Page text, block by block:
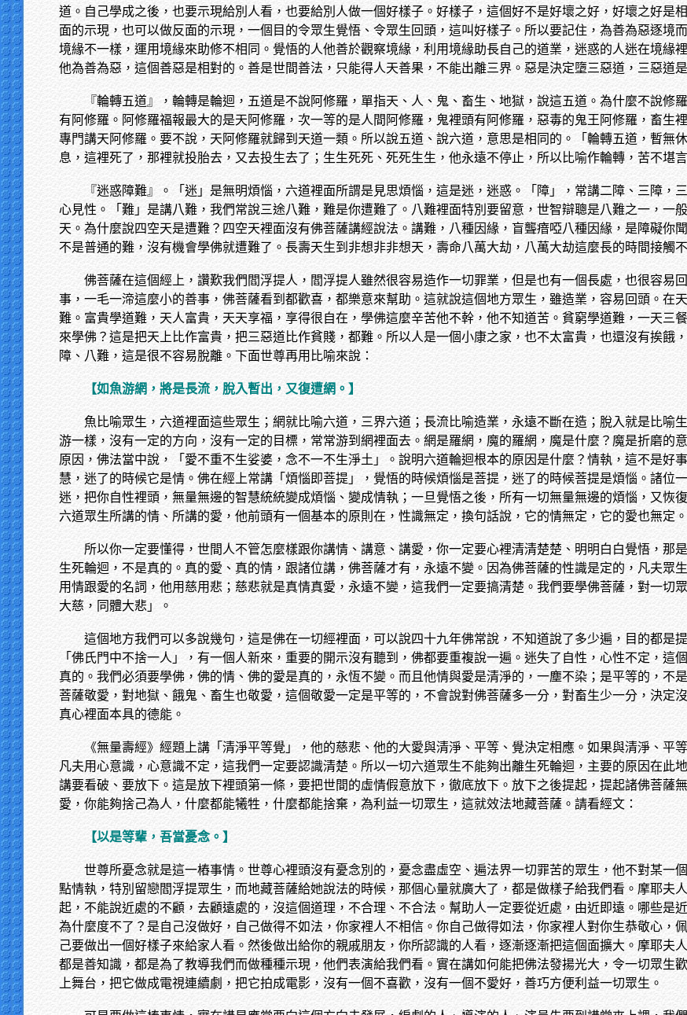
道。自己學成之後，也要示現給別人看，也要給別人做一個好樣子。好樣子，這個好不是好壞之好，好壞之好是
面的示現，也可以做反面的示現，一個目的令眾生覺悟、令眾生回頭，這叫好樣子。所以要記住，為善為惡逐境
境緣不一樣，運用境緣來助修不相同。覺悟的人他善於觀察境緣，利用境緣助長自己的道業，迷惑的人迷在境緣
他為善為惡，這個善惡是相對的。善是世間善法，只能得人天善果，不能出離三界。惡是決定墮三惡道，三惡道
『輪轉五道』，輪轉是輪迴，五道是不說阿修羅，單指天、人、鬼、畜生、地獄，說這五道。為什麼不說
有阿修羅。阿修羅福報最大的是天阿修羅，次一等的是人間阿修羅，鬼裡頭有阿修羅，惡毒的鬼王阿修羅，畜生
專門講天阿修羅。要不說，天阿修羅就歸到天道一類。所以說五道、說六道，意思是相同的。「輪轉五道，暫無
息，這裡死了，那裡就投胎去，又去投生去了；生生死死、死死生生，他永遠不停止，所以比喻作輪轉，苦不堪
『迷惑障難』。「迷」是無明煩惱，六道裡面所謂是見思煩惱，這是迷，迷惑。「障」，常講二障、三障，
心見性。「難」是講八難，我們常說三途八難，難是你遭難了。八難裡面特別要留意，世智辯聰是八難之一，一
天。為什麼說四空天是遭難？四空天裡面沒有佛菩薩講經說法。講難，八種因緣，盲聾瘖啞八種因緣，是障礙你
不是普通的難，沒有機會學佛就遭難了。長壽天生到非想非非想天，壽命八萬大劫，八萬大劫這麼長的時間接觸
佛菩薩在這個經上，讚歎我們閻浮提人，閻浮提人雖然很容易造作一切罪業，但是也有一個長處，也很容易
事，一毛一渧這麼小的善事，佛菩薩看到都歡喜，都樂意來幫助。這就說這個地方眾生，雖造業，容易回頭。在
難。富貴學道難，天人富貴，天天享福，享得很自在，學佛這麼辛苦他不幹，他不知道苦。貧窮學道難，一天三
來學佛？這是把天上比作富貴，把三惡道比作貧賤，都難。所以人是一個小康之家，也不太富貴，也還沒有挨餓
障、八難，這是很不容易脫離。下面世尊再用比喻來說：
【如魚游網，將是長流，脫入暫出，又復遭網。】
魚比喻眾生，六道裡面這些眾生；網就比喻六道，三界六道；長流比喻造業，永遠不斷在造；脫入就是比喻
游一樣，沒有一定的方向，沒有一定的目標，常常游到網裡面去。網是羅網，魔的羅網，魔是什麼？魔是折磨的
原因，佛法當中說，「愛不重不生娑婆，念不一不生淨土」。說明六道輪迴根本的原因是什麼？情執，這不是好
慧，迷了的時候它是情。佛在經上常講「煩惱即菩提」，覺悟的時候煩惱是菩提，迷了的時候菩提是煩惱。諸位
迷，把你自性裡頭，無量無邊的智慧統統變成煩惱、變成情執；一旦覺悟之後，所有一切無量無邊的煩惱，又恢
六道眾生所講的情、所講的愛，他前頭有一個基本的原則在，性識無定，換句話說，它的情無定，它的愛也無定
所以你一定要懂得，世間人不管怎麼樣跟你講情、講意、講愛，你一定要心裡清清楚楚、明明白白覺悟，那
生死輪迴，不是真的。真的愛、真的情，跟諸位講，佛菩薩才有，永遠不變。因為佛菩薩的性識是定的，凡夫眾
用情跟愛的名詞，他用慈用悲；慈悲就是真情真愛，永遠不變，這我們一定要搞清楚。我們要學佛菩薩，對一切
大慈，同體大悲」。
這個地方我們可以多說幾句，這是佛在一切經裡面，可以說四十九年佛常說，不知道說了多少遍，目的都是
「佛氏門中不捨一人」，有一個人新來，重要的開示沒有聽到，佛都要重複說一遍。迷失了自性，心性不定，
真的。我們必須要學佛，佛的情、佛的愛是真的，永恆不變。而且他情與愛是清淨的，一塵不染；是平等的，不
菩薩敬愛，對地獄、餓鬼、畜生也敬愛，這個敬愛一定是平等的，不會說對佛菩薩多一分，對畜生少一分，決定
真心裡面本具的德能。
《無量壽經》經題上講「清淨平等覺」，他的慈悲、他的大愛與清淨、平等、覺決定相應。如果與清淨、平
凡夫用心意識，心意識不定，這我們一定要認識清楚。所以一切六道眾生不能夠出離生死輪迴，主要的原因在此
講要看破、要放下。這是放下裡頭第一條，要把世間的虛情假意放下，徹底放下。放下之後提起，提起諸佛菩薩
愛，你能夠捨己為人，什麼都能犧牲，什麼都能捨棄，為利益一切眾生，這就效法地藏菩薩。請看經文：
【以是等輩，吾當憂念。】
世尊所憂念就是這一樁事情。世尊心裡頭沒有憂念別的，憂念盡虛空、遍法界一切罪苦的眾生，他不對某一
點情執，特別留戀閻浮提眾生，而地藏菩薩給她說法的時候，那個心量就廣大了，都是做樣子給我們看。摩耶夫
起，不能說近處的不顧，去顧遠處的，沒這個道理，不合理、不合法。幫助人一定要從近處，由近即遠。哪些是
為什麼度不了？是自己沒做好，自己做得不如法，你家裡人不相信。你自己做得如法，你家裡人對你生恭敬心，
己要做出一個好樣子來給家人看。然後做出給你的親戚朋友，你所認識的人看，逐漸逐漸把這個面擴大。摩耶夫
都是善知識，都是為了教導我們而做種種示現，他們表演給我們看。實在講如何能把佛法發揚光大，令一切眾生
上舞台，把它做成電視連續劇，把它拍成電影，沒有一個不喜歡，沒有一個不愛好，善巧方便利益一切眾生。